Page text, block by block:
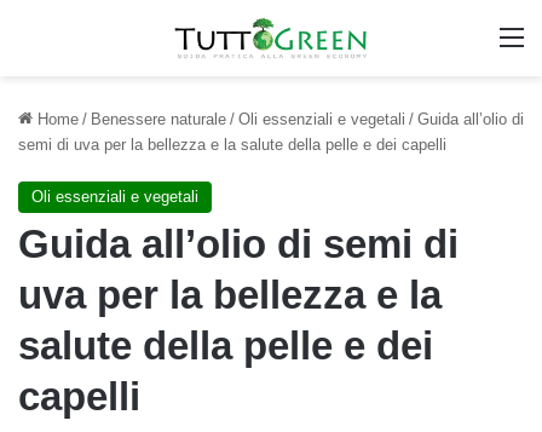
Home / Benessere naturale / Oli essenziali e vegetali / Guida all’olio di
semi di uva per la bellezza e la salute della pelle e dei capelli
Oli essenziali e vegetali
Guida all’olio di semi di
uva per la bellezza e la
salute della pelle e dei
capelli